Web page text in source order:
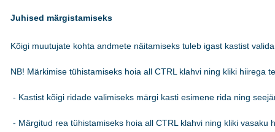
Juhised märgistamiseks
Kõigi muutujate kohta andmete näitamiseks tuleb igast kastist
NB! Märkimise tühistamiseks hoia all CTRL klahvi ning kliki hiirega
- Kastist kõigi ridade valimiseks märgi kasti esimene rida ning
- Märgitud rea tühistamiseks hoia all CTRL klahvi ning kliki vasaku